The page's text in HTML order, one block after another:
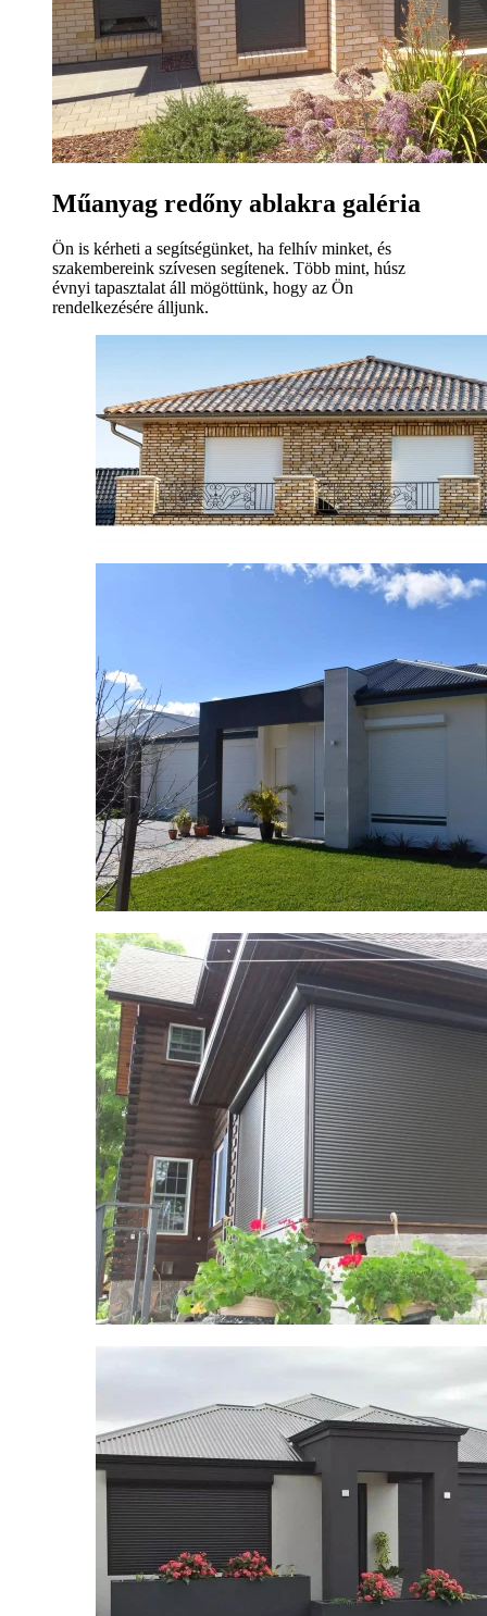
Műanyag redőny ablakra galéria
Ön is kérheti a segítségünket, ha felhív minket, és
szakembereink szívesen segítenek. Több mint, húsz
évnyi tapasztalat áll mögöttünk, hogy az Ön
rendelkezésére álljunk.